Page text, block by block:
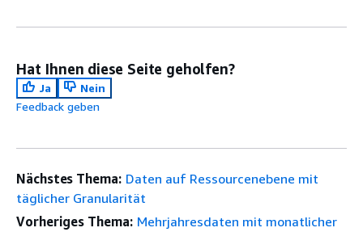
Hat Ihnen diese Seite geholfen?
Ja
Nein
Feedback geben
Nächstes Thema: Daten auf Ressourcenebene mit
täglicher Granularität
Vorheriges Thema: Mehrjahresdaten mit monatlicher